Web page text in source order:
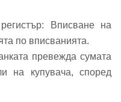
Вписване на
по вписванията.
превежда сумата
на купувача, според